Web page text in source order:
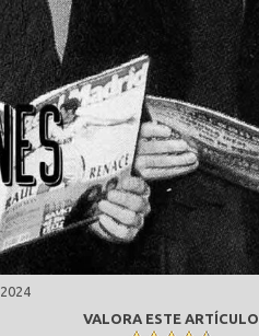
VALORA ESTE ARTÍCULO